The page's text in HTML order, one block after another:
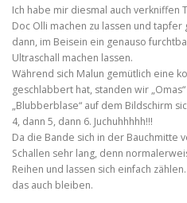
Ich habe mir diesmal auch verkniffen
Doc Olli machen zu lassen und
dann, im Beisein ein genauso
Ultraschall machen lassen.
Während sich Malun gemütlich eine
geschlabbert hat, standen wir
„Blubberblase“ auf dem Bildschirm
4, dann 5, dann 6. Juchuhhhhh!!!
Da die Bande sich in der Bauchmitte
Schallen sehr lang, denn
Reihen und lassen sich einfach
das auch bleiben.